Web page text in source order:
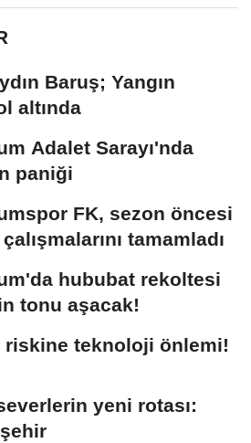
Baruş; Yangın
altında
Adalet Sarayı'nda
paniği
FK, sezon öncesi
tamamladı
hububat rekoltesi
tonu aşacak!
riskine teknoloji önlemi!
yeni rotası: